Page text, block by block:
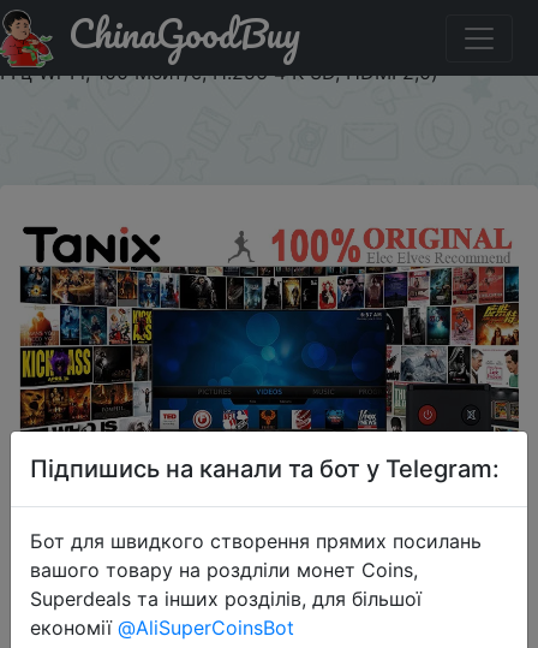
Акція на Tanix TX3 Mini 4 K ТВ коробке (Android 7,1,
S905W 4 ядра Процессор, Мали-450 GPU, 2G/16G, 2,4
ГГц Wi-Fi, 100 Мбит/с, H.256 4 K 3D, HDMI 2,0)
ChinaGoodBuy
Підпишись на канали та бот у Telegram:
Бот для швидкого створення прямих посилань
вашого товару на роздліли монет Coins,
Superdeals та інших розділів, для більшої
економії @AliSuperCoinsBot